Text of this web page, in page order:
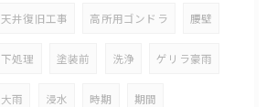
天井復旧工事 高所用ゴンドラ 腰壁
下処理 塗装前 洗浄 ゲリラ豪雨
大雨 浸水 時期 期間